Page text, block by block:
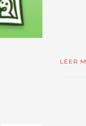
LEER